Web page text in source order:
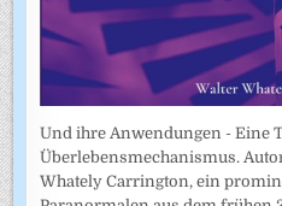
Und ihre Anwendungen - Eine
Überlebensmechanismus.
Whately Carrington, ein